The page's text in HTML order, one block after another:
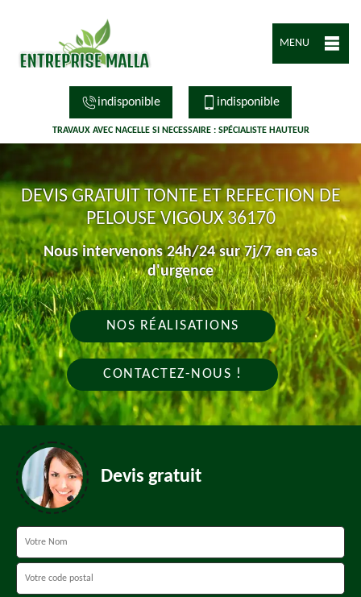
MENU
indisponible indisponible
TRAVAUX AVEC NACELLE SI NECESSAIRE : SPÉCIALISTE HAUTEUR
DEVIS GRATUIT TONTE ET REFECTION DE
PELOUSE VIGOUX 36170
Nous intervenons 24h/24 sur 7j/7 en cas
d'urgence
NOS RÉALISATIONS
CONTACTEZ-NOUS !
Devis gratuit